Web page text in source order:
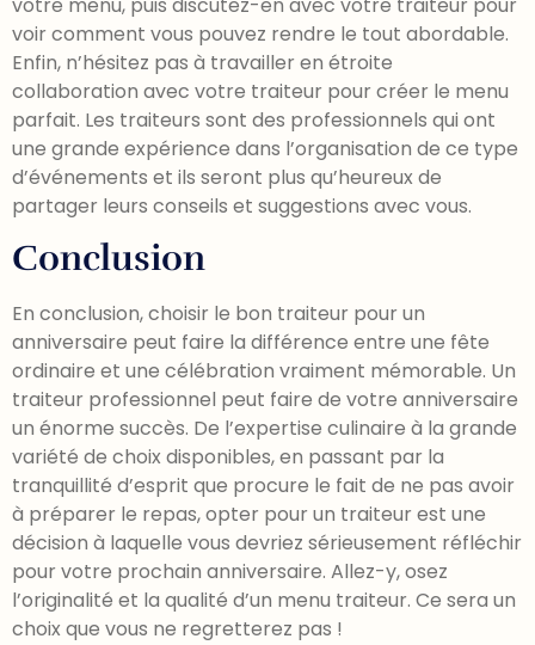
voir comment vous pouvez rendre le tout abordable.
Enfin, n’hésitez pas à travailler en étroite
collaboration avec votre traiteur pour créer le menu
parfait. Les traiteurs sont des professionnels qui ont
une grande expérience dans l’organisation de ce type
d’événements et ils seront plus qu’heureux de
partager leurs conseils et suggestions avec vous.
Conclusion
En conclusion, choisir le bon traiteur pour un
anniversaire peut faire la différence entre une fête
ordinaire et une célébration vraiment mémorable. Un
traiteur professionnel peut faire de votre anniversaire
un énorme succès. De l’expertise culinaire à la grande
variété de choix disponibles, en passant par la
tranquillité d’esprit que procure le fait de ne pas avoir
à préparer le repas, opter pour un traiteur est une
décision à laquelle vous devriez sérieusement réfléchir
pour votre prochain anniversaire. Allez-y, osez
l’originalité et la qualité d’un menu traiteur. Ce sera un
choix que vous ne regretterez pas !